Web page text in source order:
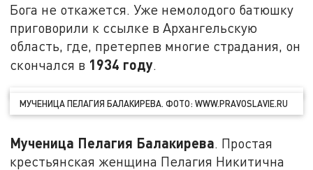
Бога не откажется. Уже немолодого батюшку
приговорили к ссылке в Архангельскую
область, где, претерпев многие страдания, он
скончался в 1934 году.
МУЧЕНИЦА ПЕЛАГИЯ БАЛАКИРЕВА. ФОТО: WWW.PRAVOSLAVIE.RU
Мученица Пелагия Балакирева. Простая
крестьянская женщина Пелагия Никитична